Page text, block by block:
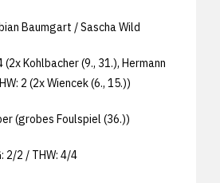
Baumgart / Sascha Wild
(2x Kohlbacher (9., 31.), Hermann
2 (2x Wiencek (6., 15.))
(grobes Foulspiel (36.))
2/2 / THW: 4/4